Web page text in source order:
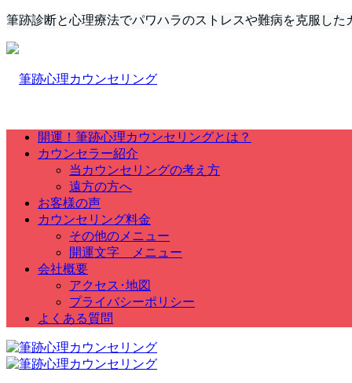
筆跡診断と心理療法でパワハラのストレスや難病を克服した
開運！筆跡心理カウンセリングとは？
カウンセラー紹介
当カウンセリングの考え方
遠方の方へ
お客様の声
カウンセリング料金
その他のメニュー
開運文字 メニュー
会社概要
アクセス･地図
プライバシーポリシー
よくある質問